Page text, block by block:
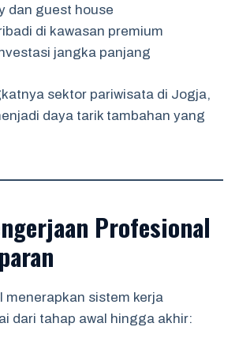
dan guest house
di kawasan premium
jangka panjang
sektor pariwisata di Jogja,
daya tarik tambahan yang
Profesional
menerapkan sistem kerja
dari tahap awal hingga akhir: